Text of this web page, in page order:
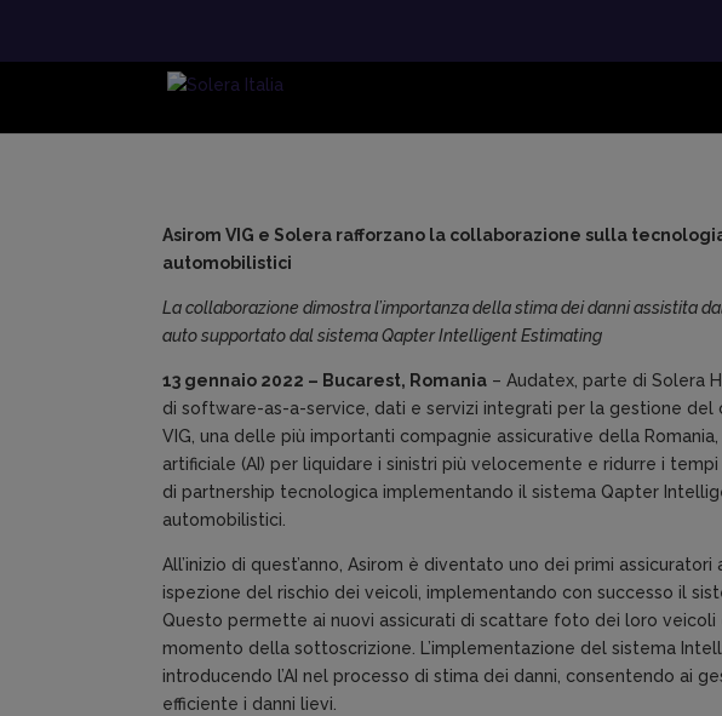
Asirom VIG e Solera rafforzano la collaborazione sulla tecnologia
automobilistici
La collaborazione dimostra l’importanza della stima dei danni assistita
auto supportato dal sistema Qapter Intelligent Estimating
13 gennaio 2022 – Bucarest, Romania – Audatex, parte di Solera
di software-as-a-service, dati e servizi integrati per la gestione
VIG, una delle più importanti compagnie assicurative della
artificiale (AI) per liquidare i sinistri più velocemente e ridurre i
di partnership tecnologica implementando il sistema Qapter
automobilistici.
All’inizio di quest’anno, Asirom è diventato uno dei primi
ispezione del rischio dei veicoli, implementando con successo il
Questo permette ai nuovi assicurati di scattare foto dei loro veicoli
momento della sottoscrizione. L’implementazione del sistema
introducendo l’AI nel processo di stima dei danni, consentendo ai
efficiente i danni lievi.